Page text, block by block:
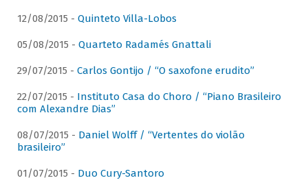
12/08/2015 - Quinteto Villa-Lobos
05/08/2015 - Quarteto Radamés Gnattali
29/07/2015 - Carlos Gontijo / “O saxofone erudito”
22/07/2015 - Instituto Casa do Choro / “Piano Brasileiro
com Alexandre Dias”
08/07/2015 - Daniel Wolff / “Vertentes do violão
brasileiro”
01/07/2015 - Duo Cury-Santoro